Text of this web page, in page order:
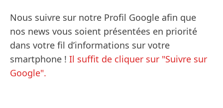
Nous suivre sur notre Profil Google afin que
nos news vous soient présentées en priorité
dans votre fil d’informations sur votre
smartphone ! Il suffit de cliquer sur "Suivre sur
Google".